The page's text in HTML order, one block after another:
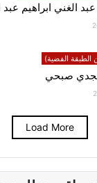
الغني ابراهيم عبد
الطبقة الفضية)
صبحي
Load More